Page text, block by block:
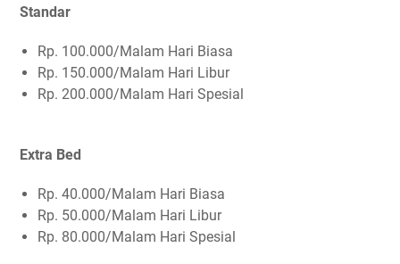
Standar
Rp. 100.000/Malam Hari Biasa
Rp. 150.000/Malam Hari Libur
Rp. 200.000/Malam Hari Spesial
Extra Bed
Rp. 40.000/Malam Hari Biasa
Rp. 50.000/Malam Hari Libur
Rp. 80.000/Malam Hari Spesial